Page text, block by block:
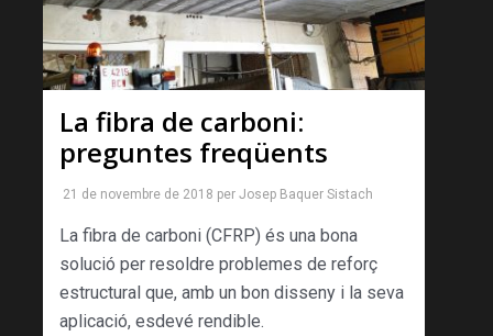
La fibra de carboni:
preguntes freqüents
21 de novembre de 2018 per Josep Baquer Sistach
La fibra de carboni (CFRP) és una bona
solució per resoldre problemes de reforç
estructural que, amb un bon disseny i la seva
aplicació, esdevé rendible.